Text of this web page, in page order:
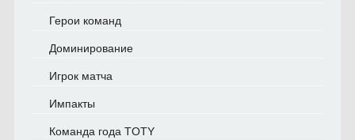
Герои команд
Доминирование
Игрок матча
Импакты
Команда года TOTY